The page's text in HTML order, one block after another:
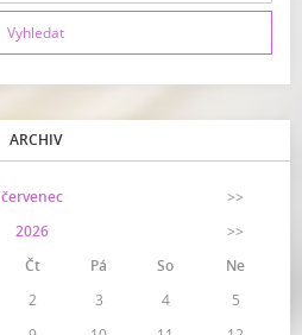
ARCHIV
červenec
>>
2026
>>
Čt Pá So
Ne
2 3 4
5